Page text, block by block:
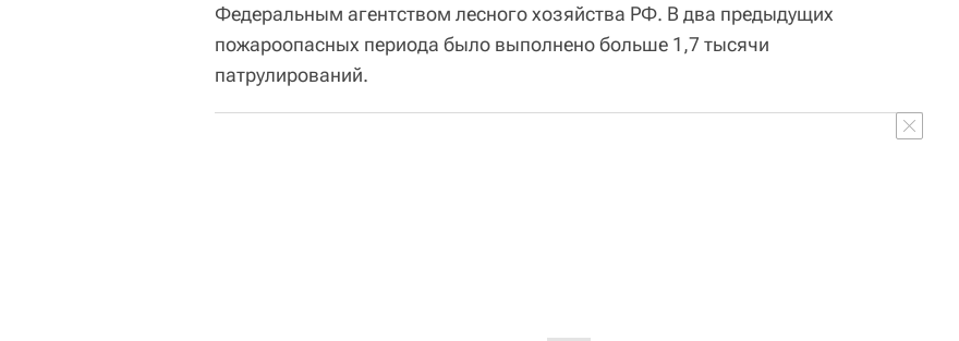
Федеральным агентством лесного хозяйства РФ. В два предыдущих
пожароопасных периода было выполнено больше 1,7 тысячи
патрулирований.